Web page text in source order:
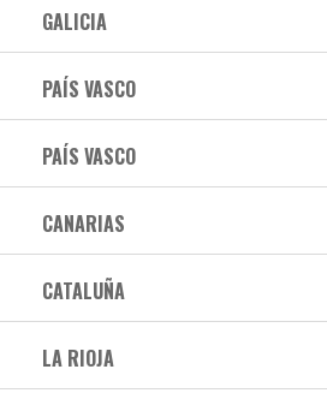
GALICIA
PAÍS VASCO
PAÍS VASCO
CANARIAS
CATALUÑA
LA RIOJA